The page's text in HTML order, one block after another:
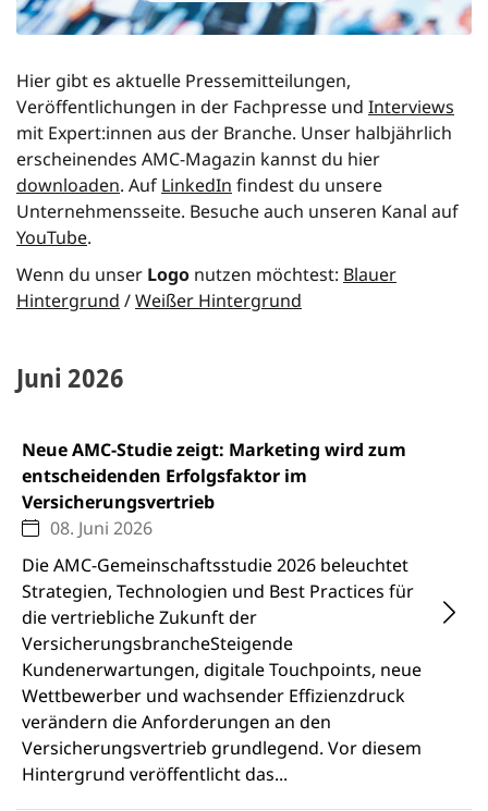
Hier gibt es aktuelle Pressemitteilungen,
Veröffentlichungen in der Fachpresse und Interviews
mit Expert:innen aus der Branche. Unser halbjährlich
erscheinendes AMC-Magazin kannst du hier
downloaden. Auf LinkedIn findest du unsere
Unternehmensseite. Besuche auch unseren Kanal auf
YouTube.
Wenn du unser Logo nutzen möchtest: Blauer
Hintergrund /Weißer Hintergrund
Juni 2026
Neue AMC-Studie zeigt: Marketing wird zum
entscheidenden Erfolgsfaktor im
Versicherungsvertrieb
08. Juni 2026
Die AMC-Gemeinschaftsstudie 2026 beleuchtet
Strategien, Technologien und Best Practices für
die vertriebliche Zukunft der
VersicherungsbrancheSteigende
Kundenerwartungen, digitale Touchpoints, neue
Wettbewerber und wachsender Effizienzdruck
verändern die Anforderungen an den
Versicherungsvertrieb grundlegend. Vor diesem
Hintergrund veröffentlicht das...